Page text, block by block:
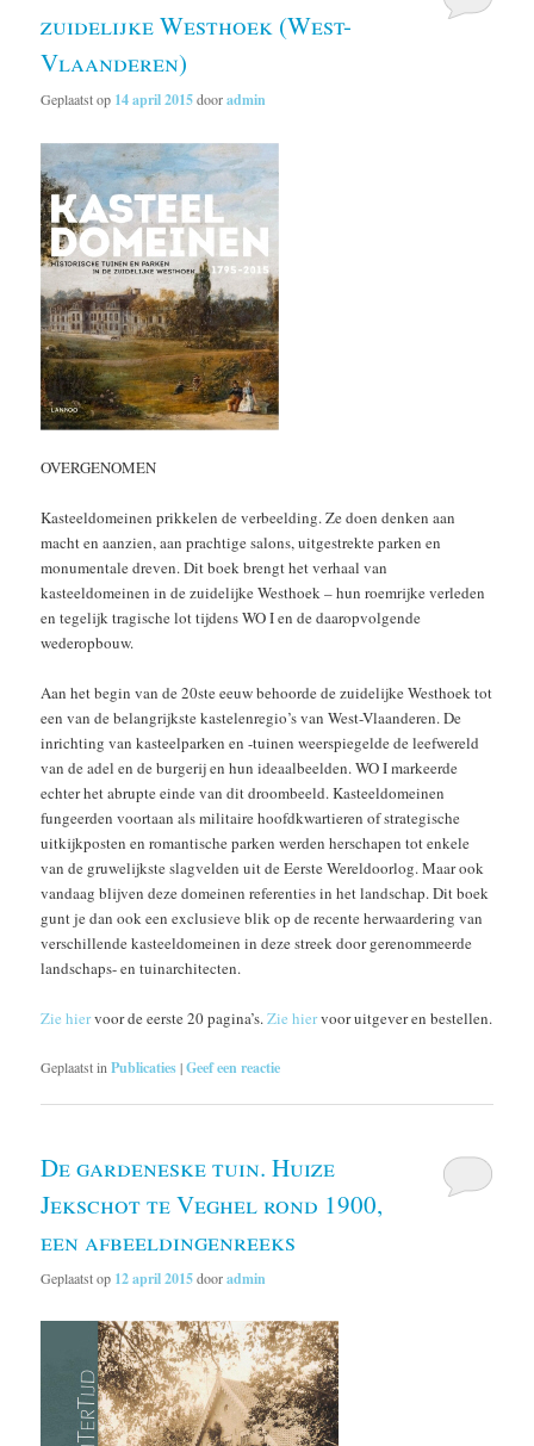
zuidelijke Westhoek (West-
Vlaanderen)
Geplaatst op 14 april 2015dooradmin
OVERGENOMEN
Kasteeldomeinen prikkelen de verbeelding. Ze doen denken aan
macht en aanzien, aan prachtige salons, uitgestrekte parken en
monumentale dreven. Dit boek brengt het verhaal van
kasteeldomeinen in de zuidelijke Westhoek – hun roemrijke verleden
en tegelijk tragische lot tijdens WO I en de daaropvolgende
wederopbouw.
Aan het begin van de 20ste eeuw behoorde de zuidelijke Westhoek tot
een van de belangrijkste kastelenregio’s van West-Vlaanderen. De
inrichting van kasteelparken en -tuinen weerspiegelde de leefwereld
van de adel en de burgerij en hun ideaalbeelden. WO I markeerde
echter het abrupte einde van dit droombeeld. Kasteeldomeinen
fungeerden voortaan als militaire hoofdkwartieren of strategische
uitkijkposten en romantische parken werden herschapen tot enkele
van de gruwelijkste slagvelden uit de Eerste Wereldoorlog. Maar ook
vandaag blijven deze domeinen referenties in het landschap. Dit boek
gunt je dan ook een exclusieve blik op de recente herwaardering van
verschillende kasteeldomeinen in deze streek door gerenommeerde
landschaps- en tuinarchitecten.
Zie hiervoor de eerste 20 pagina’s.Zie hiervoor uitgever en bestellen.
Geplaatst inPublicaties|Geef een reactie
De gardeneske tuin. Huize
Jekschot te Veghel rond 1900,
een afbeeldingenreeks
Geplaatst op 12 april 2015dooradmin